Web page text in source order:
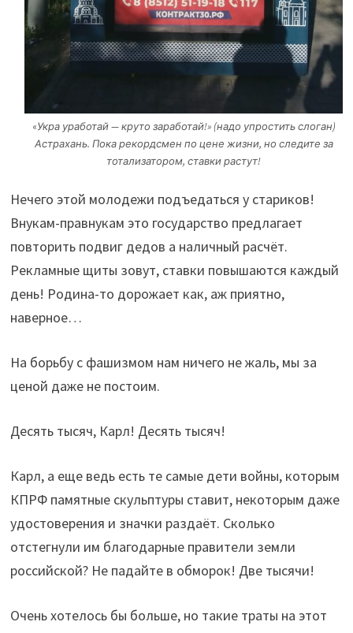
«Укра уработай — круто заработай!» (надо упростить слоган)
Астрахань. Пока рекордсмен по цене жизни, но следите за
тотализатором, ставки растут!
Нечего этой молодежи подъедаться у стариков!
Внукам-правнукам это государство предлагает
повторить подвиг дедов а наличный расчёт.
Рекламные щиты зовут, ставки повышаются каждый
день! Родина-то дорожает как, аж приятно,
наверное…
На борьбу с фашизмом нам ничего не жаль, мы за
ценой даже не постоим.
Десять тысяч, Карл! Десять тысяч!
Карл, а еще ведь есть те самые дети войны, которым
КПРФ памятные скульптуры ставит, некоторым даже
удостоверения и значки раздаёт. Сколько
отстегнули им благодарные правители земли
российской? Не падайте в обморок! Две тысячи!
Очень хотелось бы больше, но такие траты на этот